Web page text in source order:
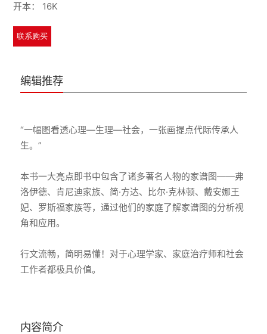
开本：
16K
联系购买
编辑推荐
“一幅图看透心理—生理—社会，一张画提点代际传承人
生。”
本书一大亮点即书中包含了诸多著名人物的家谱图——弗
洛伊德、肯尼迪家族、简·方达、比尔·克林顿、戴安娜王
妃、罗斯福家族等，通过他们的家庭了解家谱图的分析视
角和应用。
行文流畅，简明易懂！对于心理学家、家庭治疗师和社会
工作者都极具价值。
内容简介